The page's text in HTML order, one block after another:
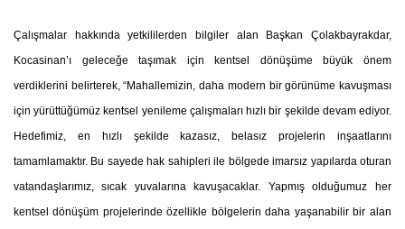
Çalışmalar hakkında yetkililerden bilgiler alan Başkan Çolakbayrakdar,
Kocasinan’ı geleceğe taşımak için kentsel dönüşüme büyük önem
verdiklerini belirterek, “Mahallemizin, daha modern bir görünüme kavuşması
için yürüttüğümüz kentsel yenileme çalışmaları hızlı bir şekilde devam ediyor.
Hedefimiz, en hızlı şekilde kazasız, belasız projelerin inşaatlarını
tamamlamaktır. Bu sayede hak sahipleri ile bölgede imarsız yapılarda oturan
vatandaşlarımız, sıcak yuvalarına kavuşacaklar. Yapmış olduğumuz her
kentsel dönüşüm projelerinde özellikle bölgelerin daha yaşanabilir bir alan